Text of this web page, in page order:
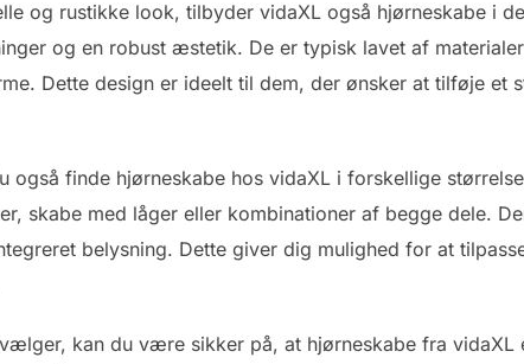
og rustikke look, tilbyder vidaXL også hjørneskabe i
og en robust æstetik. De er typisk lavet af
Dette design er ideelt til dem, der ønsker at tilføje et
også finde hjørneskabe hos vidaXL i forskellige
skabe med låger eller kombinationer af begge dele.
belysning. Dette giver dig mulighed for at
kan du være sikker på, at hjørneskabe fra vidaXL